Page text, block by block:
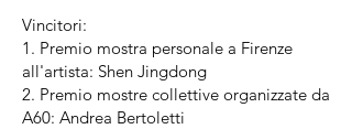
Vincitori:
1. Premio mostra personale a Firenze
all'artista: Shen Jingdong
2. Premio mostre collettive organizzate da
A60: Andrea Bertoletti